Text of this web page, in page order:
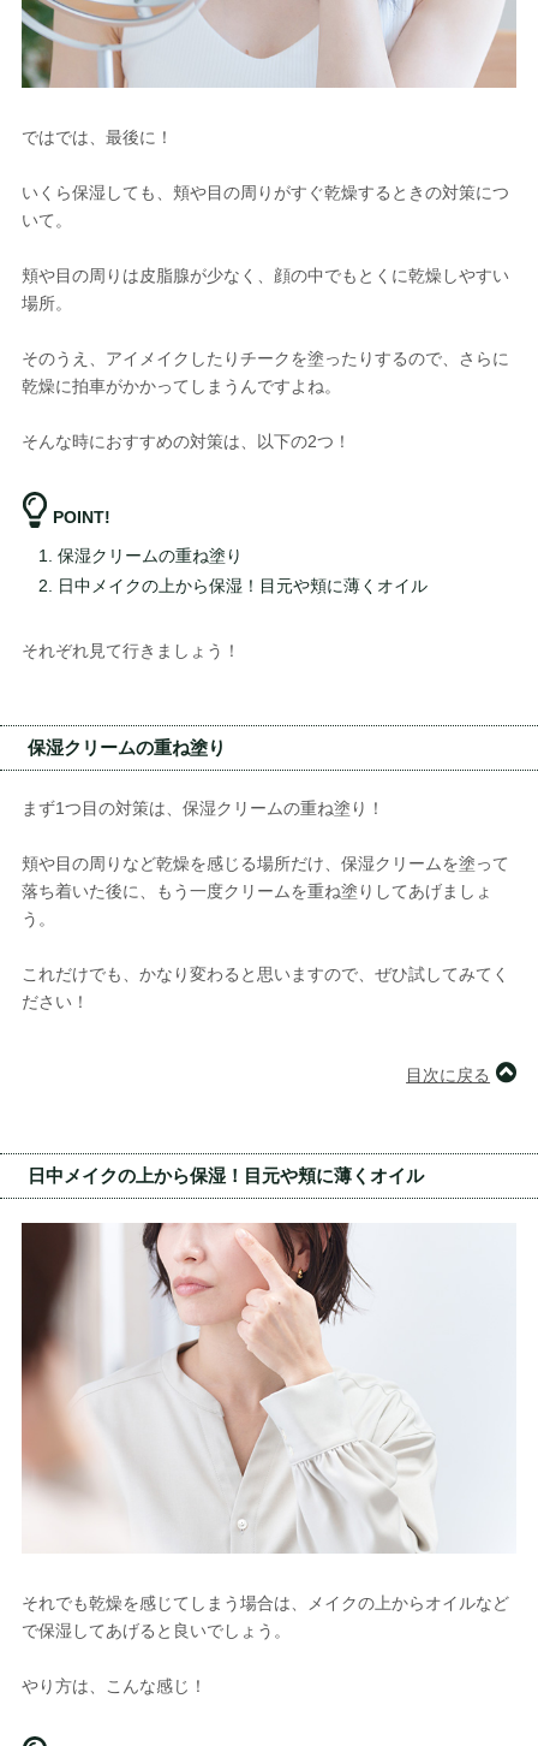
ではでは、最後に！
いくら保湿しても、頬や目の周りがすぐ乾燥するときの対策につ
いて。
頬や目の周りは皮脂腺が少なく、顔の中でもとくに乾燥しやすい
場所。
そのうえ、アイメイクしたりチークを塗ったりするので、さらに
乾燥に拍車がかかってしまうんですよね。
そんな時におすすめの対策は、以下の2つ！
POINT!
保湿クリームの重ね塗り
日中メイクの上から保湿！目元や頬に薄くオイル
それぞれ見て行きましょう！
保湿クリームの重ね塗り
まず1つ目の対策は、保湿クリームの重ね塗り！
頬や目の周りなど乾燥を感じる場所だけ、保湿クリームを塗って
落ち着いた後に、もう一度クリームを重ね塗りしてあげましょ
う。
これだけでも、かなり変わると思いますので、ぜひ試してみてく
ださい！
目次に戻る
日中メイクの上から保湿！目元や頬に薄くオイル
それでも乾燥を感じてしまう場合は、メイクの上からオイルなど
で保湿してあげると良いでしょう。
やり方は、こんな感じ！